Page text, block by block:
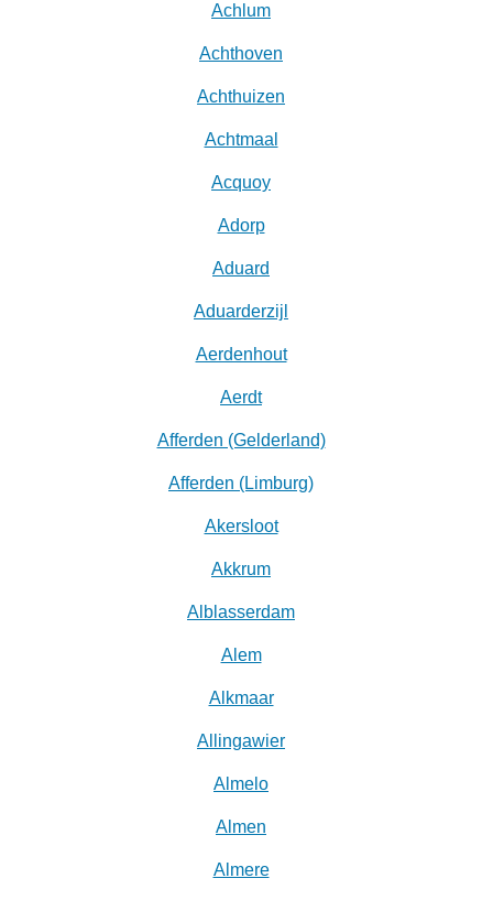
Achlum
Achthoven
Achthuizen
Achtmaal
Acquoy
Adorp
Aduard
Aduarderzijl
Aerdenhout
Aerdt
Afferden (Gelderland)
Afferden (Limburg)
Akersloot
Akkrum
Alblasserdam
Alem
Alkmaar
Allingawier
Almelo
Almen
Almere